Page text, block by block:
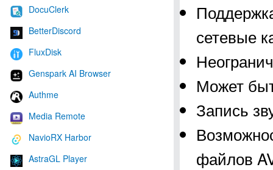
DocuClerk
BetterDiscord
FluxDisk
Genspark AI Browser
Authme
Media Remote
NavioRX Harbor
AstraGL Player
сетевые
Может
Запись
файлов